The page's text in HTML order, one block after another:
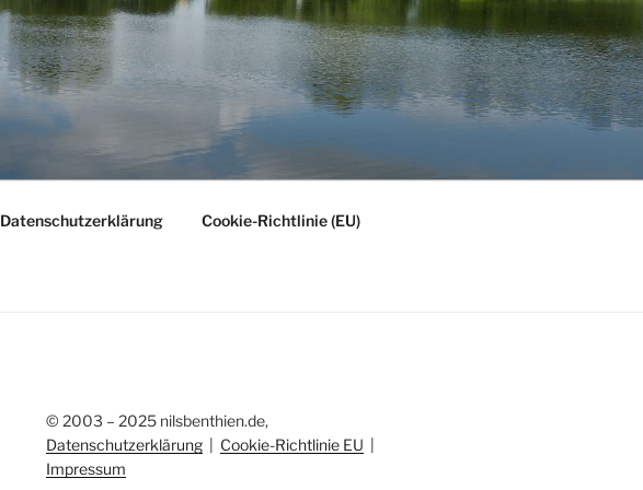
Datenschutzerklärung Cookie-Richtlinie (EU)
© 2003 – 2025 nilsbenthien.de,
Datenschutzerklärung| Cookie-Richtlinie EU
Impressum